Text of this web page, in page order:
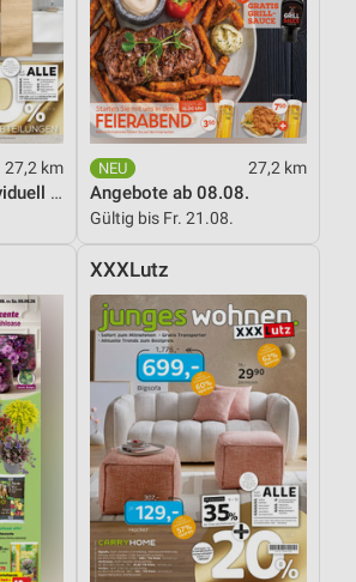
27,2 km
Wohnideen so individuell wie du!
27,2 km
Angebote ab 08.08.
Gültig bis Fr. 21.08.
XXXLutz